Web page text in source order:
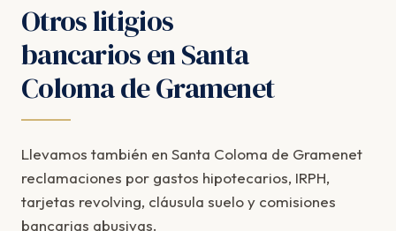
Otros litigios
bancarios en Santa
Coloma de Gramenet
Llevamos también en Santa Coloma de Gramenet
reclamaciones por gastos hipotecarios, IRPH,
tarjetas revolving, cláusula suelo y comisiones
bancarias abusivas.